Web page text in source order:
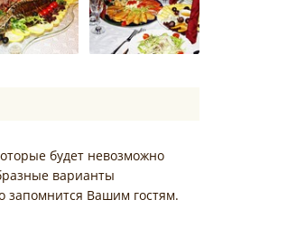
будет невозможно
варианты
запомнится Вашим гостям.